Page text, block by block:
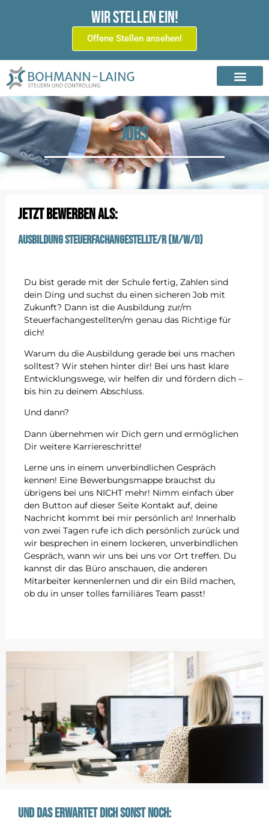
Wir stellen ein!
Offene Stellen ansehen!
JOBS
Jetzt bewerben als:
Ausbildung Steuerfachangestellte/r (m/w/d)
Du bist gerade mit der Schule fertig, Zahlen sind
dein Ding und suchst du einen sicheren Job mit
Zukunft? Dann ist die Ausbildung zur/m
Steuerfachangestellten/m genau das Richtige für
dich!
Warum du die Ausbildung gerade bei uns machen
solltest? Wir stehen hinter dir! Bei uns hast klare
Entwicklungswege, wir helfen dir und fördern dich –
bis hin zu deinem Abschluss.
Und dann?
Dann übernehmen wir Dich gern und ermöglichen
Dir weitere Karriereschritte!
Lerne uns in einem unverbindlichen Gespräch
kennen! Eine Bewerbungsmappe brauchst du
übrigens bei uns NICHT mehr! Nimm einfach über
den Button auf dieser Seite Kontakt auf, deine
Nachricht kommt bei mir persönlich an! Innerhalb
von zwei Tagen rufe ich dich persönlich zurück und
wir besprechen in einem lockeren, unverbindlichen
Gespräch, wann wir uns bei uns vor Ort treffen. Du
kannst dir das Büro anschauen, die anderen
Mitarbeiter kennenlernen und dir ein Bild machen,
ob du in unser tolles familiäres Team passt!
Und das erwartet dich sonst noch: